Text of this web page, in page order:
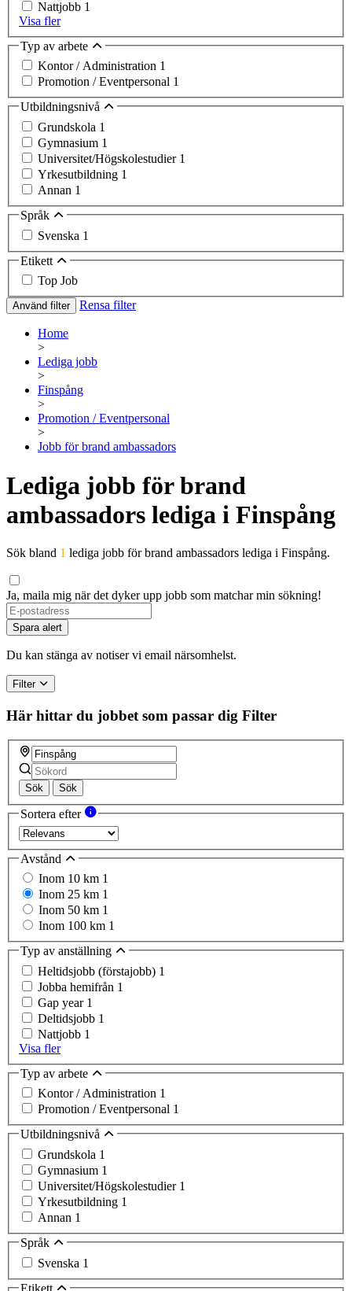
Nattjobb 1
Visa fler
Typ av arbete
Kontor / Administration 1
Promotion / Eventpersonal 1
Utbildningsnivå
Grundskola 1
Gymnasium 1
Universitet/Högskolestudier 1
Yrkesutbildning 1
Annan 1
Språk
Svenska 1
Etikett
Top Job
Använd filter Rensa filter
Home
>
Lediga jobb
>
Finspång
>
Promotion / Eventpersonal
>
Jobb för brand ambassadors
Lediga jobb för brand
ambassadors lediga i Finspång
Sök bland 1 lediga jobb för brand ambassadors lediga i Finspång.
Ja, maila mig när det dyker upp jobb som matchar min sökning!
Spara alert
Du kan stänga av notiser vi email närsomhelst.
Filter
Här hittar du jobbet som passar dig Filter
Sök Sök
Sortera efter
Avstånd
Inom 10 km 1
Inom 25 km 1
Inom 50 km 1
Inom 100 km 1
Typ av anställning
Heltidsjobb (förstajobb) 1
Jobba hemifrån 1
Gap year 1
Deltidsjobb 1
Nattjobb 1
Visa fler
Typ av arbete
Kontor / Administration 1
Promotion / Eventpersonal 1
Utbildningsnivå
Grundskola 1
Gymnasium 1
Universitet/Högskolestudier 1
Yrkesutbildning 1
Annan 1
Språk
Svenska 1
Etikett